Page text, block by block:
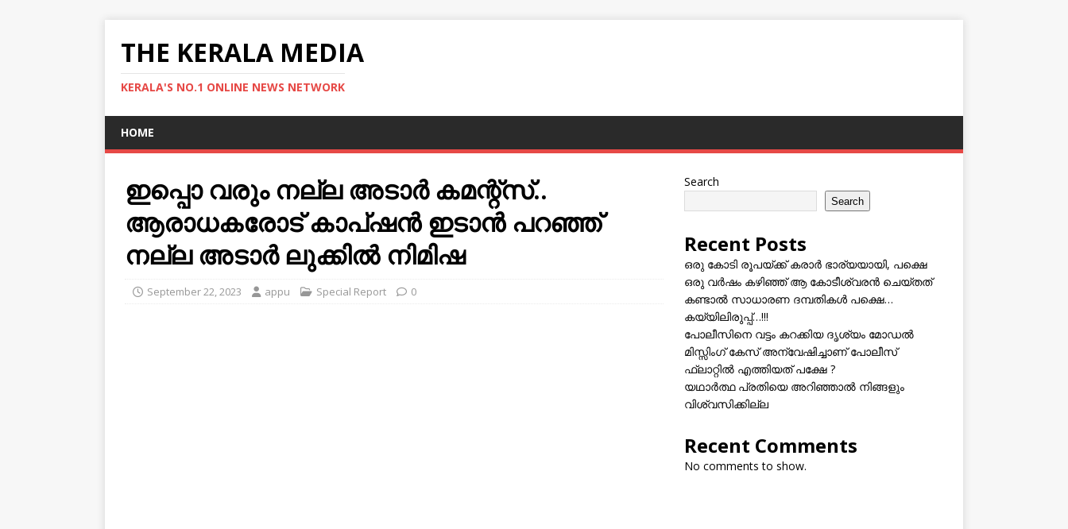
THE KERALA MEDIA
KERALA'S NO.1 ONLINE NEWS NETWORK
HOME
ഇപ്പൊ വരും നല്ല അടാര്‍ കമന്റ്സ്..
ആരാധകരോട് കാപ്ഷന്‍ ഇടാന്‍ പറഞ്ഞ്
നല്ല അടാര്‍ ലുക്കില്‍ നിമിഷ
September 22, 2023 appu Special Report 0
Search
Search
Recent Posts
ഒരു കോടി രൂപയ്ക്ക് കരാർ ഭാര്യയായി, പക്ഷെ
ഒരു വർഷം കഴിഞ്ഞ് ആ കോടീശ്വരൻ ചെയ്തത്
കണ്ടാൽ സാധാരണ ദമ്പതികൾ പക്ഷെ…
കയ്യിലിരുപ്പ്…!!!
പോലീസിനെ വട്ടം കറക്കിയ ദൃശ്യം മോഡല്‍
മിസ്സിംഗ് കേസ് അന്വേഷിച്ചാണ് പോലീസ്
ഫ്ലാറ്റിൽ എത്തിയത് പക്ഷേ ?
യഥാർത്ഥ പ്രതിയെ അറിഞ്ഞാൽ നിങ്ങളും
വിശ്വസിക്കില്ല
Recent Comments
No comments to show.